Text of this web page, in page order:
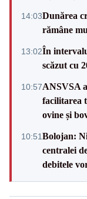
14:03Dunărea
rămâne
13:02În
scăzut cu
10:57ANSVSA
facilitarea
ovine și
10:51Bolojan:
centralei
debitele